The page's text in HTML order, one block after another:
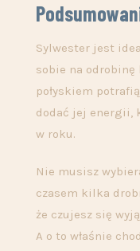
Sylwester jest
sobie na
połyskiem
dodać jej energii,
w roku.
Nie musisz
czasem kilka
że czujesz się
A o to właśnie